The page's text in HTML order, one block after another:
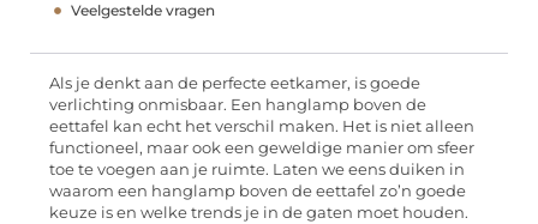
Veelgestelde vragen
Als je denkt aan de perfecte eetkamer, is goede
verlichting onmisbaar. Een hanglamp boven de
eettafel kan echt het verschil maken. Het is niet alleen
functioneel, maar ook een geweldige manier om sfeer
toe te voegen aan je ruimte. Laten we eens duiken in
waarom een hanglamp boven de eettafel zo’n goede
keuze is en welke trends je in de gaten moet houden.